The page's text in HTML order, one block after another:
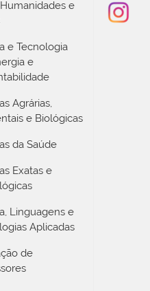
e
e Tecnologia
e
Agrárias,
e Biológicas
da Saúde
Exatas e
Linguagens e
Aplicadas
de